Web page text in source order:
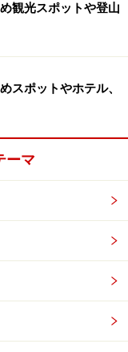
観光スポットや登山
スポットやホテル、
ーマ